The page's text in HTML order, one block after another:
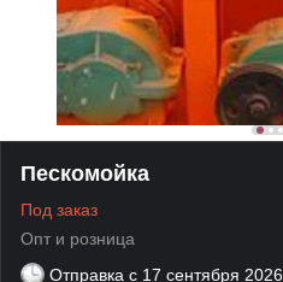
Пескомойка
Под заказ
Опт и розница
Отправка с 17 сентября 2026